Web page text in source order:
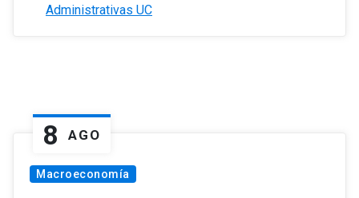
Administrativas UC
8 AGO
Macroeconomía